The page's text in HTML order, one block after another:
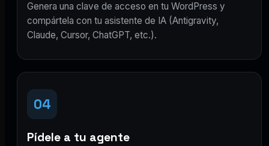
Genera una clave de acceso en tu WordPress y
compártela con tu asistente de IA (Antigravity,
Claude, Cursor, ChatGPT, etc.).
04
Pídele a tu agente